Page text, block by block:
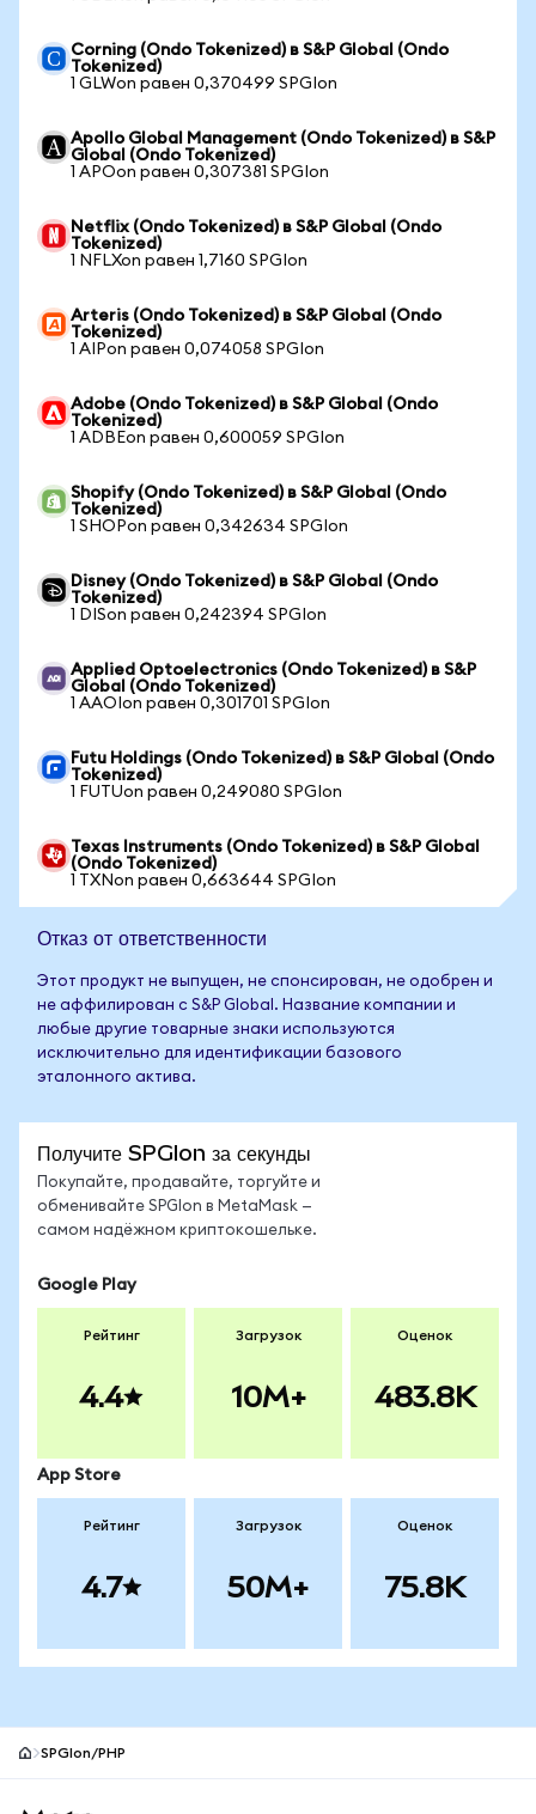
Corning (Ondo Tokenized) в S&P Global (Ondo
Tokenized)
1 GLWon равен 0,370499 SPGIon
Apollo Global Management (Ondo Tokenized) в S&P
Global (Ondo Tokenized)
1 APOon равен 0,307381 SPGIon
Netflix (Ondo Tokenized) в S&P Global (Ondo
Tokenized)
1 NFLXon равен 1,7160 SPGIon
Arteris (Ondo Tokenized) в S&P Global (Ondo
Tokenized)
1 AIPon равен 0,074058 SPGIon
Adobe (Ondo Tokenized) в S&P Global (Ondo
Tokenized)
1 ADBEon равен 0,600059 SPGIon
Shopify (Ondo Tokenized) в S&P Global (Ondo
Tokenized)
1 SHOPon равен 0,342634 SPGIon
Disney (Ondo Tokenized) в S&P Global (Ondo
Tokenized)
1 DISon равен 0,242394 SPGIon
Applied Optoelectronics (Ondo Tokenized) в S&P
Global (Ondo Tokenized)
1 AAOIon равен 0,301701 SPGIon
Futu Holdings (Ondo Tokenized) в S&P Global (Ondo
Tokenized)
1 FUTUon равен 0,249080 SPGIon
Texas Instruments (Ondo Tokenized) в S&P Global
(Ondo Tokenized)
1 TXNon равен 0,663644 SPGIon
Отказ от ответственности
Этот продукт не выпущен, не спонсирован, не одобрен и
не аффилирован с S&P Global. Название компании и
любые другие товарные знаки используются
исключительно для идентификации базового
эталонного актива.
Получите SPGIon за секунды
Покупайте, продавайте, торгуйте и
обменивайте SPGIon в MetaMask —
самом надёжном криптокошельке.
Google Play
Рейтинг
4.4
Загрузок
10M+
Оценок
483.8K
App Store
Рейтинг
4.7
Загрузок
50M+
Оценок
75.8K
SPGIon/PHP